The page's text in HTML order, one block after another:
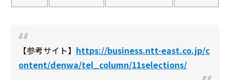
【参考サイト】 https://business.ntt-east.co.jp/c
ontent/denwa/tel_column/11selections/